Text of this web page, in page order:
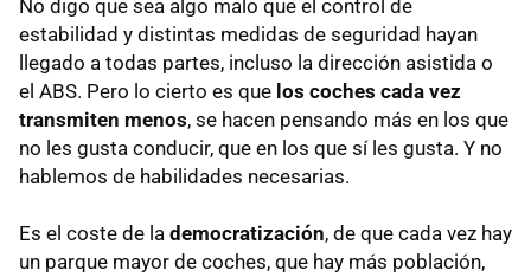
No digo que sea algo malo que el control de
estabilidad y distintas medidas de seguridad hayan
llegado a todas partes, incluso la dirección asistida o
el ABS. Pero lo cierto es que los coches cada vez
transmiten menos, se hacen pensando más en los que
no les gusta conducir, que en los que sí les gusta. Y no
hablemos de habilidades necesarias.
Es el coste de la democratización, de que cada vez hay
un parque mayor de coches, que hay más población,